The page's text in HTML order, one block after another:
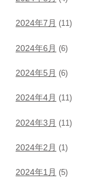
2024年7月 (11)
2024年6月 (6)
2024年5月 (6)
2024年4月 (11)
2024年3月 (11)
2024年2月 (1)
2024年1月 (5)